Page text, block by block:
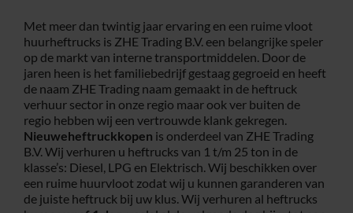
Met meer dan twintig jaar ervaring en een ruime vloot
huurheftrucks is ZHE Trading B.V. een belangrijke speler
op de markt van interne transportmiddelen. Door de
jaren heen is het familiebedrijf gestaag gegroeid en heeft
de naam ZHE Trading naam gemaakt in de heftruck
verhuur sector in onze regio maar ook ver buiten de
regio hebben wij een vertrouwde klank gekregen.
Nieuweheftruckkopen is onderdeel van ZHE Trading
B.V. Wij verhuren u heftrucks van 1 t/m 25 ton in de
klasse’s: Diesel, LPG en Elektrisch. Wij beschikken over
een ruime huurvloot zodat wij u kunnen garanderen van
de juiste heftruck bij uw klus. Wij verhuren al heftrucks